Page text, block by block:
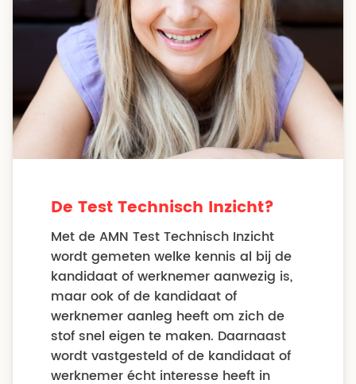
De Test Technisch Inzicht?
Met de AMN Test Technisch Inzicht
wordt gemeten welke kennis al bij de
kandidaat of werknemer aanwezig is,
maar ook of de kandidaat of
werknemer aanleg heeft om zich de
stof snel eigen te maken. Daarnaast
wordt vastgesteld of de kandidaat of
werknemer écht interesse heeft in